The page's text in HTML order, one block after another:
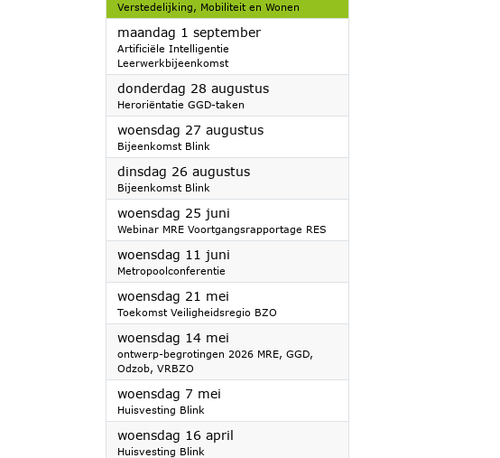
Verstedelijking, Mobiliteit en Wonen
maandag 1 september2025
Artificiële Intelligentie
Leerwerkbijeenkomst
donderdag 28 augustus2025
Heroriëntatie GGD-taken
woensdag 27 augustus2025
Bijeenkomst Blink
dinsdag 26 augustus2025
Bijeenkomst Blink
woensdag 25 juni
Webinar MRE Voortgangsrapportage RES
woensdag 11 juni
Metropoolconferentie
woensdag 21 mei
Toekomst Veiligheidsregio BZO
woensdag 14 mei
ontwerp-begrotingen 2026 MRE, GGD,
Odzob, VRBZO
woensdag 7 mei
Huisvesting Blink
woensdag 16 april
Huisvesting Blink